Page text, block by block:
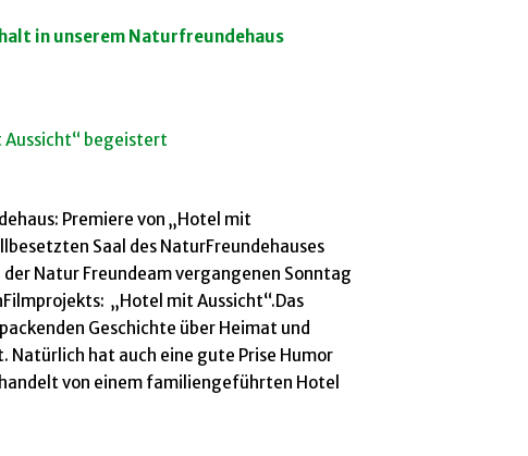
in unserem Naturfreundehaus
Aussicht“ begeistert
Premiere von „Hotel mit
Saal des NaturFreundehauses
Natur Freundeam vergangenen Sonntag
„Hotel mit Aussicht“.Das
Geschichte über Heimat und
Natürlich hat auch eine gute Prise Humor
von einem familiengeführten Hotel